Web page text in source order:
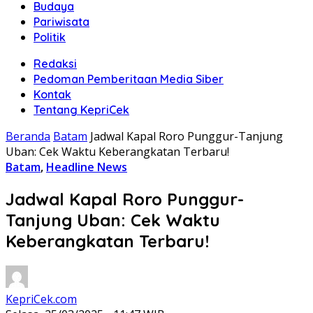
Budaya
Pariwisata
Politik
Redaksi
Pedoman Pemberitaan Media Siber
Kontak
Tentang KepriCek
Beranda Batam Jadwal Kapal Roro Punggur-Tanjung
Uban: Cek Waktu Keberangkatan Terbaru!
Batam, Headline News
Jadwal Kapal Roro Punggur-
Tanjung Uban: Cek Waktu
Keberangkatan Terbaru!
KepriCek.com